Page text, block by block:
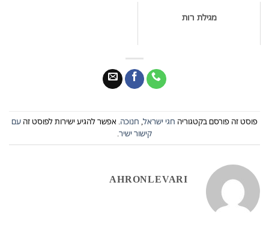
מגילת רות
פוסט זה פורסם בקטגוריה חגי ישראל, חנוכה. אפשר להגיע ישירות לפוסט זה עם
קישור ישיר.
AHRONLEVARI